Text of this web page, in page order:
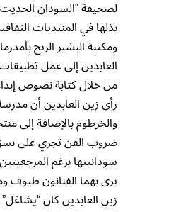
لصحيفة “السودان
بذلها في المنتديات
ومكتبة البشير الريح
العابدين إلى عمل
من خلال كتابة نصوص
رأى زين العابدين أن
والخرطوم بالإضافة إلى
ضروب الفن تجري على
سودانيتها برغم
يرى بهما الفنانون طيوف
زين العابدين كان